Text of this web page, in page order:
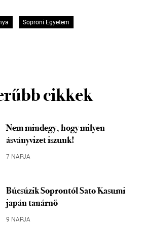
Soproni Egyetem
cikkek
Nem mindegy, hogy milyen
ásványvizet iszunk!
7 NAPJA
Búcsúzik Soprontól Sato Kasumi
japán tanárnő
9 NAPJA